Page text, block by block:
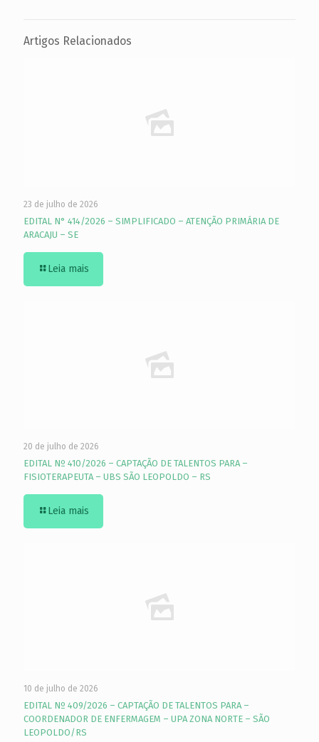
Artigos Relacionados
23 de julho de 2026
EDITAL N° 414/2026 – SIMPLIFICADO – ATENÇÃO PRIMÁRIA DE
ARACAJU – SE
Leia mais
20 de julho de 2026
EDITAL Nº 410/2026 – CAPTAÇÃO DE TALENTOS PARA –
FISIOTERAPEUTA – UBS SÃO LEOPOLDO – RS
Leia mais
10 de julho de 2026
EDITAL Nº 409/2026 – CAPTAÇÃO DE TALENTOS PARA –
COORDENADOR DE ENFERMAGEM – UPA ZONA NORTE – SÃO
LEOPOLDO/RS